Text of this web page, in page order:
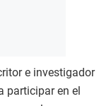
e investigador
participar en el